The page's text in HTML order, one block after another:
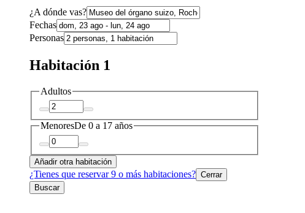
¿A dónde vas?
Fechas
Personas
Habitación 1
Adultos
MenoresDe 0 a 17 años
Añadir otra habitación
¿Tienes que reservar 9 o más habitaciones? Cerrar
Buscar